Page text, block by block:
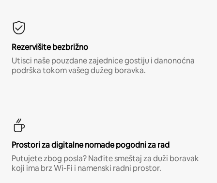
Rezervišite bezbrižno
Utisci naše pouzdane zajednice gostiju i danonoćna
podrška tokom vašeg dužeg boravka.
Prostori za digitalne nomade pogodni za rad
Putujete zbog posla? Nađite smeštaj za duži boravak
koji ima brz Wi-Fi i namenski radni prostor.